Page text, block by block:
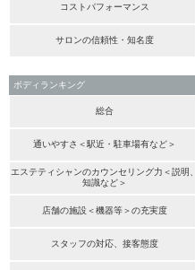
コストパフォーマンス
サロンの信頼性・知名度
ボディランキング
総合
通いやすさ＜駅近・駐車場有など＞
エステティシャンのカウンセリング力＜説明、
知識など＞
店舗の施設＜機器等＞の充実度
スタッフの対応、接客態度